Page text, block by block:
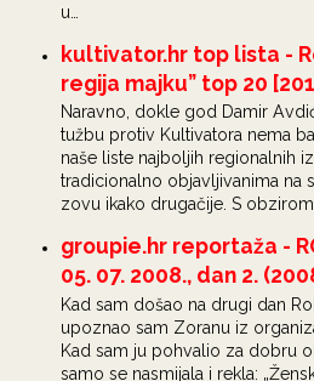
u…
kultivator.hr top lista -
regija majku” top 20
Naravno, dokle god Damir
tužbu protiv Kultivatora nema
naše liste najboljih regionalnih
tradicionalno objavljivanima na
zovu ikako drugačije. S
groupie.hr reportaža -
05. 07. 2008., dan 2.
Kad sam došao na drugi dan
upoznao sam Zoranu iz
Kad sam ju pohvalio za dobru
samo se nasmijala i rekla: